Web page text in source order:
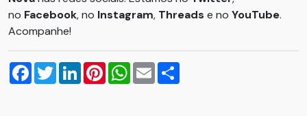
no Facebook, no Instagram, Threads e no YouTube.
Acompanhe!
Facebook
TwitterLinkedInPinterestWhatsApp
Email